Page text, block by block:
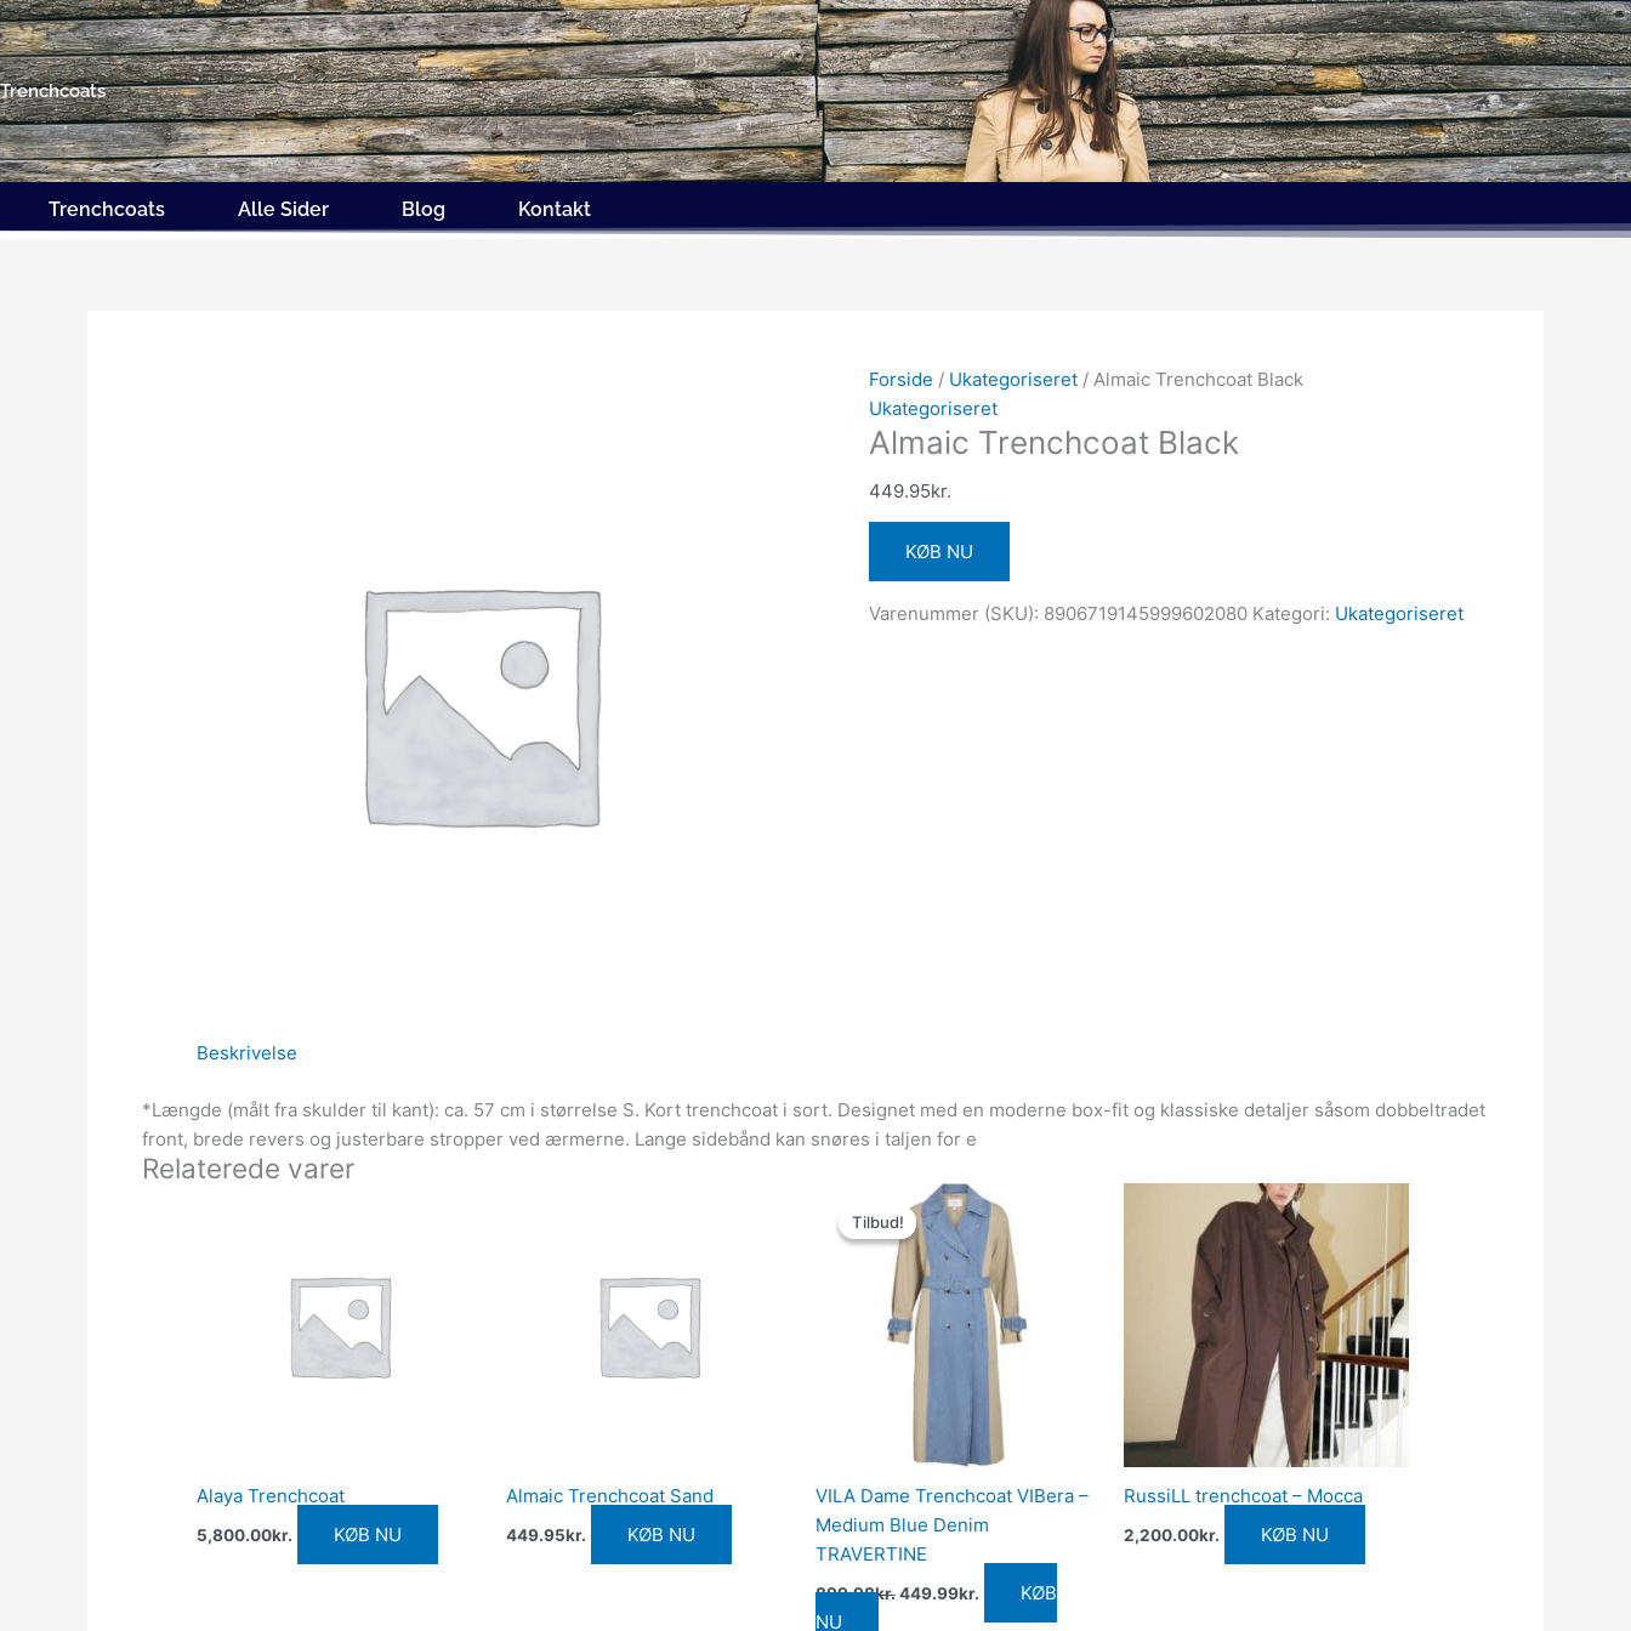
Gå
til
indholdet
Trenchcoats
Trenchcoats Alle Sider Blog Kontakt
Forside / Ukategoriseret / Almaic Trenchcoat Black
Ukategoriseret
Almaic Trenchcoat Black
449.95kr.
KØB NU
Varenummer (SKU): 8906719145999602080 Kategori: Ukategoriseret
Beskrivelse
*Længde (målt fra skulder til kant): ca. 57 cm i størrelse S. Kort trenchcoat i sort. Designet med en moderne box-fit og klassiske detaljer såsom dobbeltradet
front, brede revers og justerbare stropper ved ærmerne. Lange sidebånd kan snøres i taljen for e
Relaterede varer
Alaya Trenchcoat
5,800.00kr. KØB NU
Almaic Trenchcoat Sand
449.95kr. KØB NU
Tilbud!
Tilbud!
VILA Dame Trenchcoat VIBera –
Medium Blue Denim
TRAVERTINE
899.98kr.
Den
oprindelige
pris
var:
899.98kr..
449.99kr.
Den
aktuelle
pris
er:
449.99kr..
KØB
NU
RussiLL trenchcoat – Mocca
2,200.00kr. KØB NU